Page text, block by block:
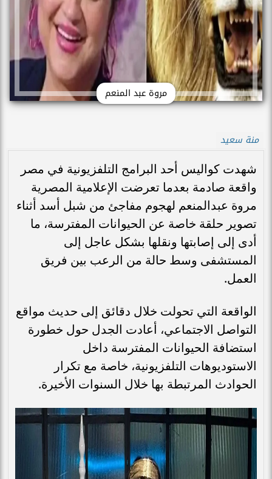
مروة عبد المنعم
منة سعيد
شهدت كواليس أحد البرامج التلفزيونية في مصر
واقعة صادمة بعدما تعرضت الإعلامية المصرية
مروة عبدالمنعم لهجوم مفاجئ من شبل أسد أثناء
تصوير حلقة خاصة عن الحيوانات المفترسة، ما
أدى إلى إصابتها ونقلها بشكل عاجل إلى
المستشفى وسط حالة من الرعب بين فريق
العمل.
الواقعة التي تحولت خلال دقائق إلى حديث مواقع
التواصل الاجتماعي، أعادت الجدل حول خطورة
استضافة الحيوانات المفترسة داخل
الاستوديوهات التلفزيونية، خاصة مع تكرار
الحوادث المرتبطة بها خلال السنوات الأخيرة.